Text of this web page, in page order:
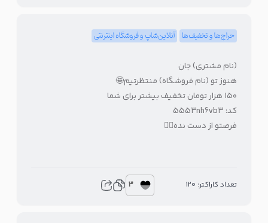
حراج‌ها و تخفیف‌ها آنلاین‌شاپ و فروشگاه اینترنتی
(نام مشتری) جان
هنوز تو (نام فروشگاه) منتظرتیم🤩
۱۵۰ هزار تومان تخفیف بیشتر برای شما
کد: 5553nh6vb3
فرصتو از دست نده👇🏻
تعداد کاراکتر: 120 3